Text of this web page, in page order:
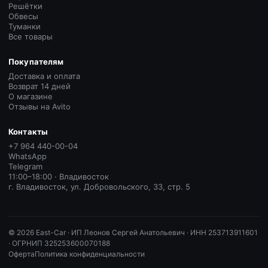
Решётки
Обвесы
Туманки
Все товары
Покупателям
Доставка и оплата
Возврат 14 дней
О магазине
Отзывы на Avito
Контакты
+7 964 440-00-04
WhatsApp
Telegram
11:00–18:00 · Владивосток
г. Владивосток, ул. Добровольского, 33, стр. 5
© 2026 East-Car · ИП Леонов Сергей Анатольевич · ИНН 253713911601
· ОГРНИП 325253600070188
ОфертаПолитика конфиденциальности